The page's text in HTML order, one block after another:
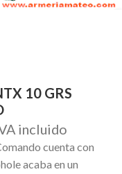
10 GRS
incluido
cuenta con
acaba en un